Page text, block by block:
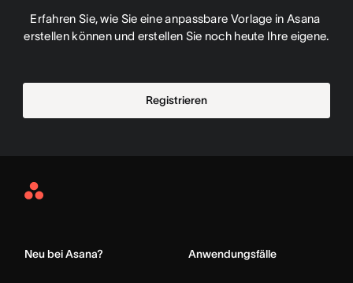
Erfahren Sie, wie Sie eine anpassbare Vorlage in Asana
erstellen können und erstellen Sie noch heute Ihre eigene.
Registrieren
Asana
Neu bei Asana? Anwendungsfälle